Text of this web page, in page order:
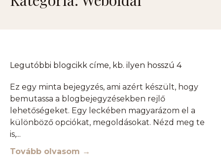
Legutóbbi blogcikk címe, kb. ilyen hosszú 4
Ez egy minta bejegyzés, ami azért készült, hogy
bemutassa a blogbejegyzésekben rejlő
lehetőségeket. Egy leckében magyarázom el a
különböző opciókat, megoldásokat. Nézd meg te
is,
Tovább olvasom →